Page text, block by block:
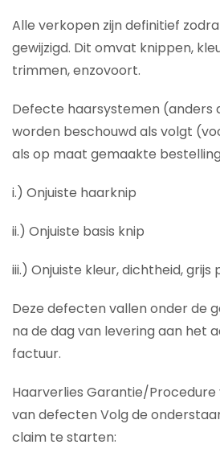
Alle verkopen zijn definitief
gewijzigd. Dit omvat knippen,
trimmen, enzovoort.
Defecte haarsystemen (anders
worden beschouwd als volgt
als op maat gemaakte
i.) Onjuiste haarknip
ii.) Onjuiste basis knip
iii.) Onjuiste kleur, dichtheid,
Deze defecten vallen onder de
na de dag van levering aan het
factuur.
Haarverlies Garantie/
van defecten Volg de
claim te starten: